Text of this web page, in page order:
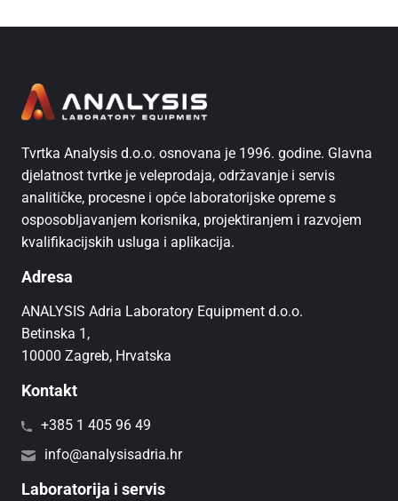
Tvrtka Analysis d.o.o. osnovana je 1996. godine. Glavna
djelatnost tvrtke je veleprodaja, održavanje i servis
analitičke, procesne i opće laboratorijske opreme s
osposobljavanjem korisnika, projektiranjem i razvojem
kvalifikacijskih usluga i aplikacija.
Adresa
ANALYSIS Adria Laboratory Equipment d.o.o.
Betinska 1,
10000 Zagreb, Hrvatska
Kontakt
+385 1 405 96 49
info@analysisadria.hr
Laboratorija i servis